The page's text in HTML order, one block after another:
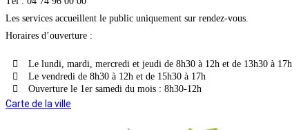
Les services accueillent le public uniquement sur rendez-vous.
Horaires d’ouverture :
Le lundi, mardi, mercredi et jeudi de 8h30 à 12h et de 13h30 à 17h
Le vendredi de 8h30 à 12h et de 15h30 à 17h
Ouverture le 1er samedi du mois : 8h30-12h
Carte de la ville